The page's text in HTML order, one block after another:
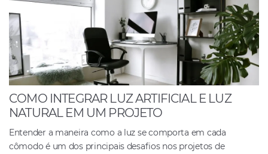
COMO INTEGRAR LUZ ARTIFICIAL E LUZ
NATURAL EM UM PROJETO
Entender a maneira como a luz se comporta em cada
cômodo é um dos principais desafios nos projetos de